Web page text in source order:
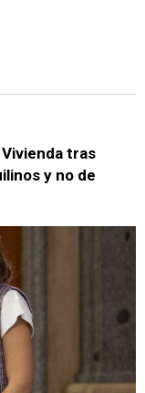
tras
y no de